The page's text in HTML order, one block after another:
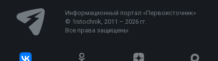
Информационный портал «Первоисточник»
© 1istochnik, 2011 – 2026 гг.
Все права защищены